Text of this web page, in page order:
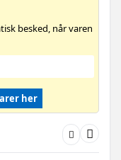
besked, når varen
her